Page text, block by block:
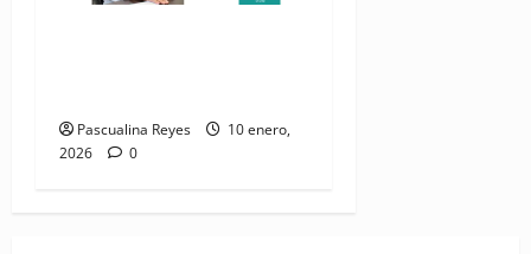
Pascualina Reyes
10 enero,
2026
0